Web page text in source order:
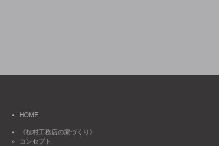
HOME
《植村工務店の家づくり》
コンセプト